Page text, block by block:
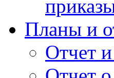
Планы и
Отчет